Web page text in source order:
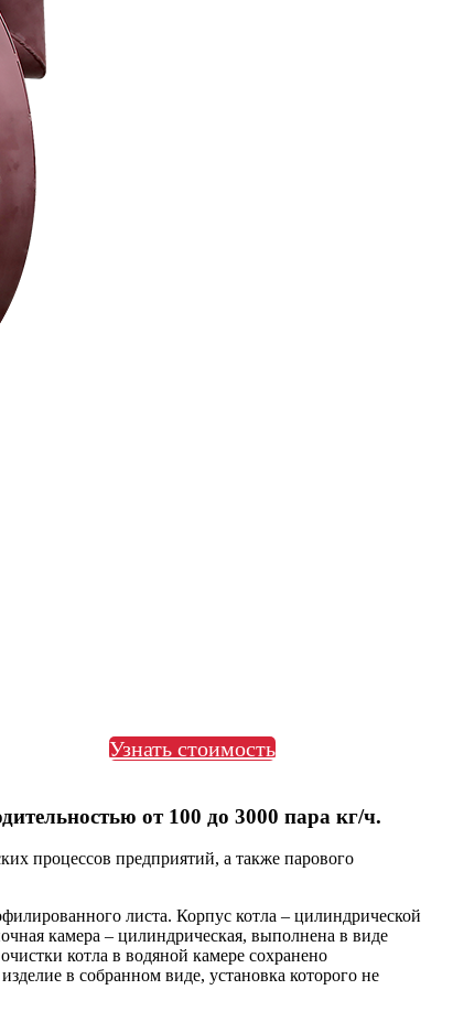
Узнать стоимость
от 100 до 3000 пара кг/ч.
процессов предприятий, а также парового
листа. Корпус котла – цилиндрической
камера – цилиндрическая, выполнена в виде
котла в водяной камере сохранено
в собранном виде, установка которого не